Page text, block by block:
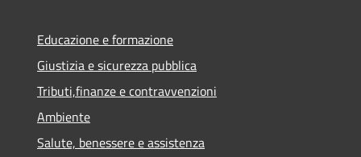
Educazione e formazione
Giustizia e sicurezza pubblica
Tributi,finanze e contravvenzioni
Ambiente
Salute, benessere e assistenza